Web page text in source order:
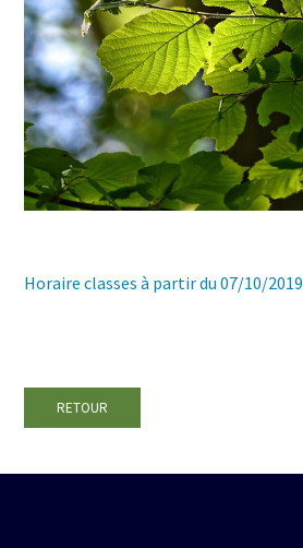
Horaire classes à partir du 07/10/2019
RETOUR